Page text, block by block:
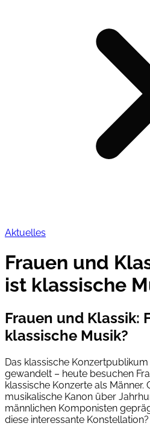
Aktuelles
Frauen und
ist klassische
Frauen und Klassik:
klassische Musik?
Das klassische
gewandelt – heute besuchen
klassische Konzerte als
musikalische Kanon über
männlichen Komponisten
diese interessante Konstellation?